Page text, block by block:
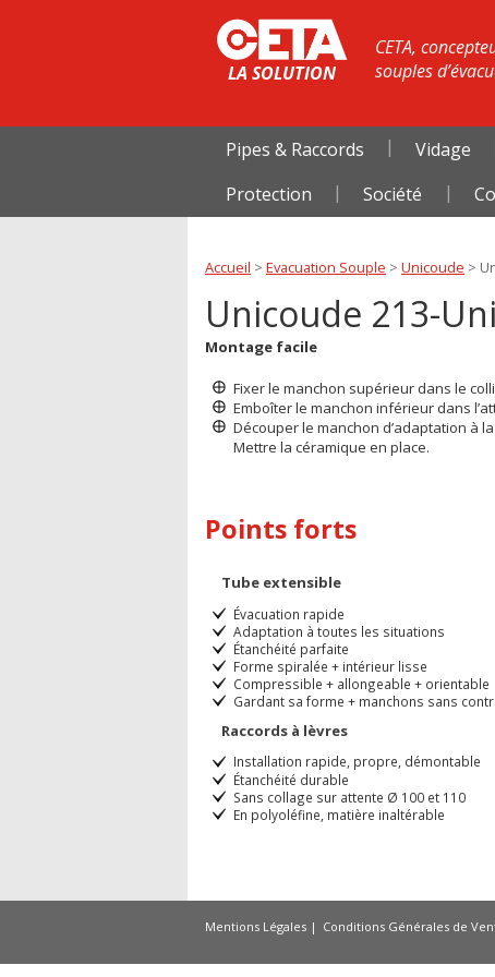
LA SOLUTION
CETA,
souples
Pipes & Raccords Vidage
Protection
Société
Accueil > Evacuation Souple > Unicoude >
Unicoude 213-
Montage facile
Fixer le manchon supérieur dans le
Emboîter le manchon inférieur dans
Découper le manchon d’adaptation à
Mettre la céramique en place.
Points forts
Tube extensible
Évacuation rapide
Adaptation à toutes les situations
Étanchéité parfaite
Forme spiralée + intérieur lisse
Compressible + allongeable + orientable
Gardant sa forme + manchons sans
Raccords à lèvres
Installation rapide, propre, démontable
Étanchéité durable
Sans collage sur attente Ø 100 et 110
En polyoléfine, matière inaltérable
Mentions Légales Conditions Générales de